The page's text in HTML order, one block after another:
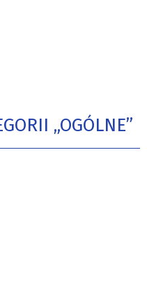
„OGÓLNE”